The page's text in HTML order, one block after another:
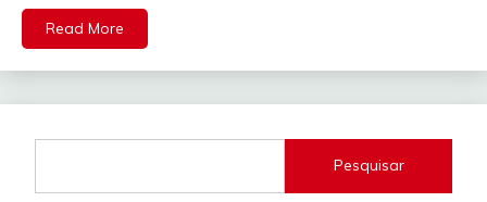
Read More
Pesquisar